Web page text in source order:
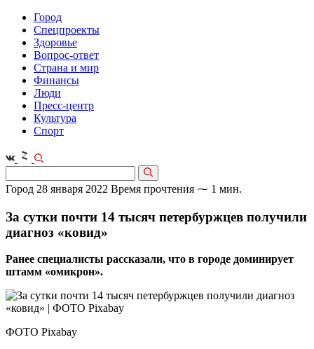
Город
Спецпроекты
Здоровье
Вопрос-ответ
Страна и мир
Финансы
Люди
Пресс-центр
Культура
Спорт
Город 28 января 2022 Время прочтения ⁓ 1 мин.
За сутки почти 14 тысяч петербуржцев получили
диагноз «ковид»
Ранее специалисты рассказали, что в городе доминирует
штамм «омикрон».
ФОТО Pixabay